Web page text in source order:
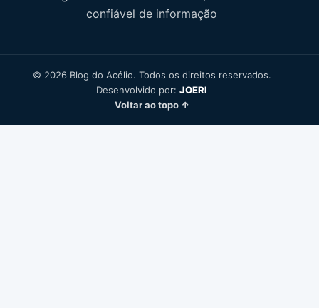
confiável de informação
© 2026 Blog do Acélio. Todos os direitos reservados.
Desenvolvido por: JOERI
Voltar ao topo ↑